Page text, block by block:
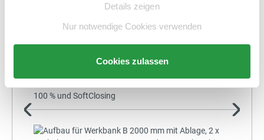
Details zeigen
Nur notwendige Cookies verwenden
Cookies zulassen
+